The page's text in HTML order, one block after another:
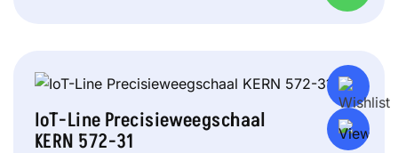
IoT-Line Precisieweegschaal
KERN 572-31